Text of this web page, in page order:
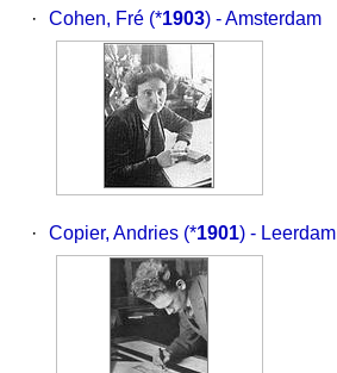
· Cohen, Fré (*1903) - Amsterdam
· Copier, Andries (*1901) - Leerdam